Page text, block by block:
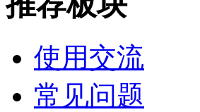
使用交流
常见问题